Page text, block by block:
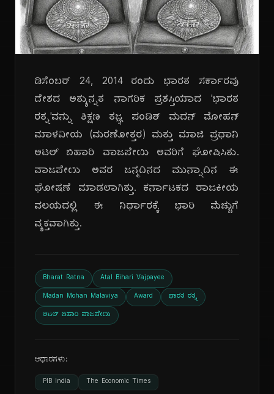
ಡಿಸೆಂಬರ್ 24, 2014 ರಂದು ಭಾರತ ಸರ್ಕಾರವು
ದೇಶದ ಅತ್ಯುನ್ನತ ನಾಗರಿಕ ಪ್ರಶಸ್ತಿಯಾದ 'ಭಾರತ
ರತ್ನ'ವನ್ನು ಶಿಕ್ಷಣ ತಜ್ಞ ಪಂಡಿತ್ ಮದನ್ ಮೋಹನ್
ಮಾಳವೀಯ (ಮರಣೋತ್ತರ) ಮತ್ತು ಮಾಜಿ ಪ್ರಧಾನಿ
ಅಟಲ್ ಬಿಹಾರಿ ವಾಜಪೇಯಿ ಅವರಿಗೆ ಘೋಷಿಸಿತು.
ವಾಜಪೇಯಿ ಅವರ ಜನ್ಮದಿನದ ಮುನ್ನಾದಿನ ಈ
ಘೋಷಣೆ ಮಾಡಲಾಗಿತ್ತು. ಕರ್ನಾಟಕದ ರಾಜಕೀಯ
ವಲಯದಲ್ಲಿ ಈ ನಿರ್ಧಾರಕ್ಕೆ ಭಾರಿ ಮೆಚ್ಚುಗೆ
ವ್ಯಕ್ತವಾಗಿತ್ತು.
Bharat Ratna Atal Bihari Vajpayee
Madan Mohan Malaviya Award ಭಾರತ ರತ್ನ
ಅಟಲ್ ಬಿಹಾರಿ ವಾಜಪೇಯಿ
ಆಧಾರಗಳು:
PIB India The Economic Times